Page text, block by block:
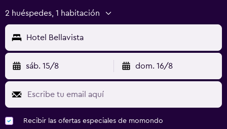
2 huéspedes, 1 habitación
Hotel Bellavista
sáb. 15/8 dom. 16/8
Recibir las ofertas especiales de momondo